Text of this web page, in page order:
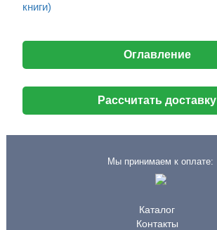
книги)
Оглавление
Рассчитать доставку
Мы принимаем к оплате:
Каталог
Контакты